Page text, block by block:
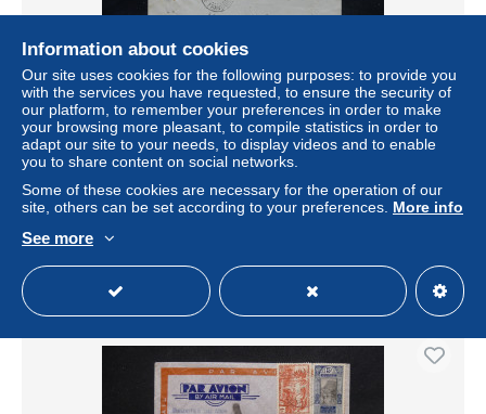
GUINEE - Enveloppe en recommandé de Faranah pour
Rufisque ( Sénégal ) en 1944 , affranchissement plaisant -
L 25366
± US$11.57
Status Professional
Information about cookies
Our site uses cookies for the following purposes: to provide you
with the services you have requested, to ensure the security of
our platform, to remember your preferences in order to make
your browsing more pleasant, to compile statistics in order to
adapt our site to your needs, to display videos and to enable
you to share content on social networks.
Some of these cookies are necessary for the operation of our
site, others can be set according to your preferences. More info
See more